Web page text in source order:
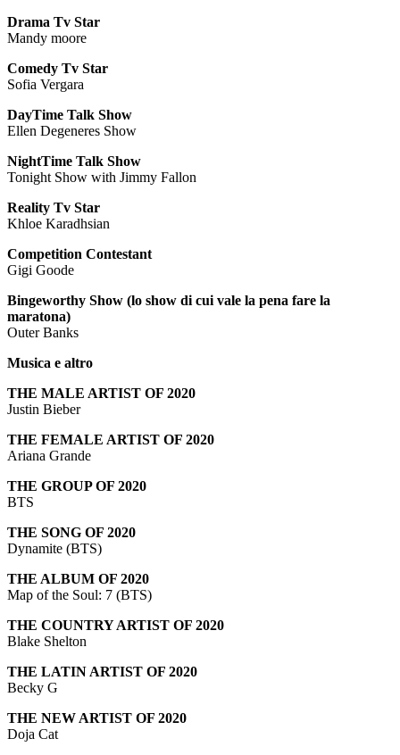
Drama Tv Star
Mandy moore
Comedy Tv Star
Sofia Vergara
DayTime Talk Show
Ellen Degeneres Show
NightTime Talk Show
Tonight Show with Jimmy Fallon
Reality Tv Star
Khloe Karadhsian
Competition Contestant
Gigi Goode
Bingeworthy Show (lo show di cui vale la pena fare la
maratona)
Outer Banks
Musica e altro
THE MALE ARTIST OF 2020
Justin Bieber
THE FEMALE ARTIST OF 2020
Ariana Grande
THE GROUP OF 2020
BTS
THE SONG OF 2020
Dynamite (BTS)
THE ALBUM OF 2020
Map of the Soul: 7 (BTS)
THE COUNTRY ARTIST OF 2020
Blake Shelton
THE LATIN ARTIST OF 2020
Becky G
THE NEW ARTIST OF 2020
Doja Cat